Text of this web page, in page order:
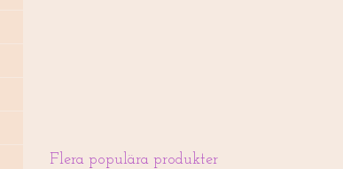
Flera populära produkter